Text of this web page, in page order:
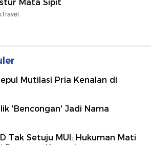
Mata Sipit
Mutilasi Pria Kenalan di
'Bencongan' Jadi Nama
Tak Setuju MUI: Hukuman Mati